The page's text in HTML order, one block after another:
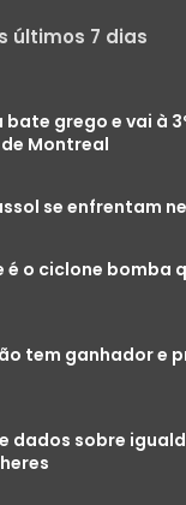
últimos 7 dias
bate grego e vai à
Montreal
se enfrentam
é o ciclone bomba
tem ganhador e
dados sobre